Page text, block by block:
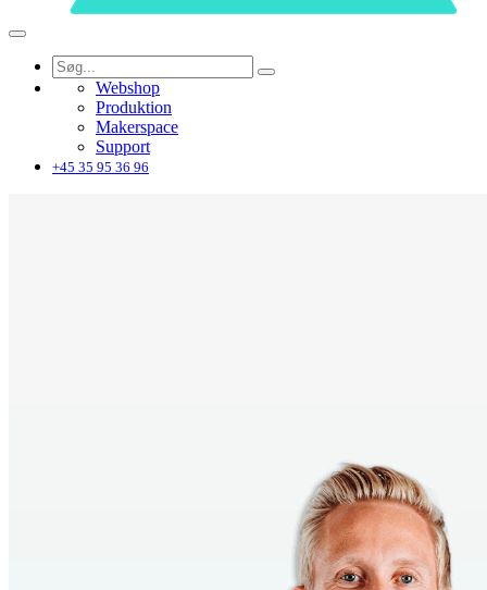
Webshop
Produktion
Makerspace
Support
+45 35 95 36 96